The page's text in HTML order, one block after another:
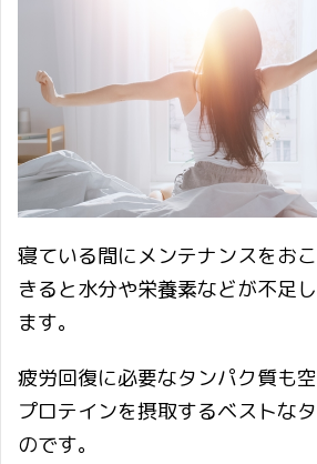
寝ている間にメンテナンスをお
きると水分や栄養素などが不足
ます。
疲労回復に必要なタンパク質も
プロテインを摂取するベストな
のです。